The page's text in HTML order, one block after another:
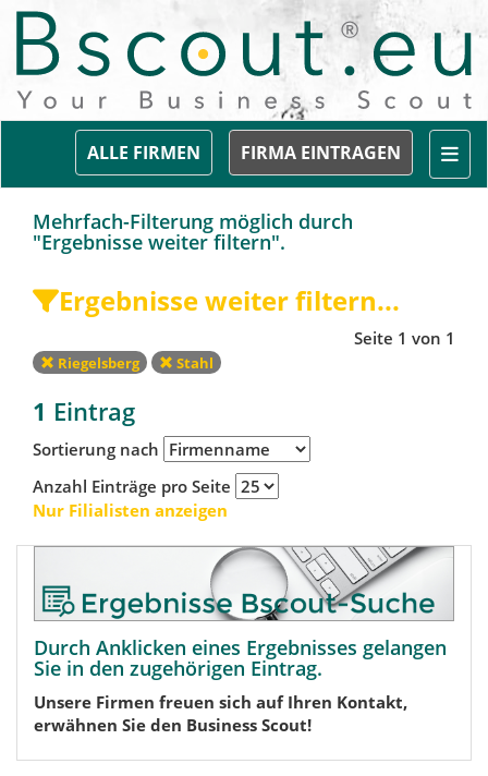
FIRMA EINTRAGEN
ALLE FIRMEN
Mehrfach-Filterung möglich durch
"Ergebnisse weiter filtern".
Ergebnisse weiter filtern...
Seite 1 von 1
Riegelsberg Stahl
1 Eintrag
Sortierung nach
Anzahl Einträge pro Seite
Nur Filialisten anzeigen
Durch Anklicken eines Ergebnisses gelangen
Sie in den zugehörigen Eintrag.
Unsere Firmen freuen sich auf Ihren Kontakt,
erwähnen Sie den Business Scout!